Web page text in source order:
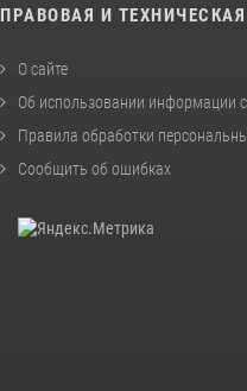
ПРАВОВАЯ И
О сайте
Об использовании информации
Правила обработки
Сообщить об ошибках